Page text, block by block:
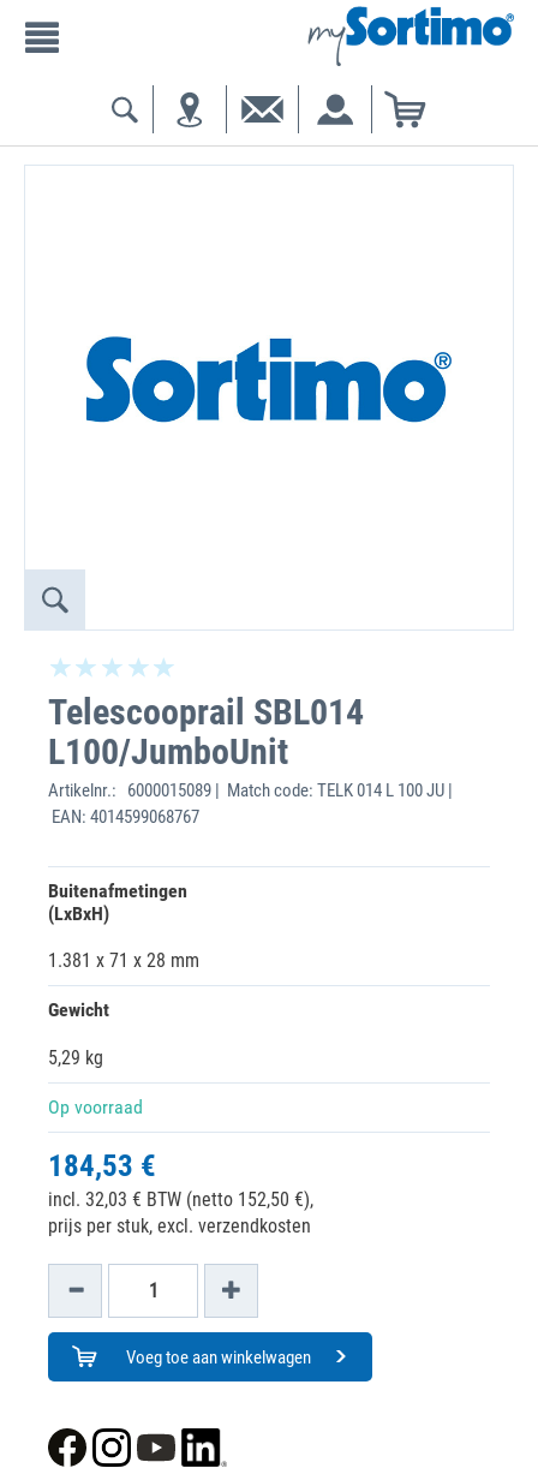
Telescooprail SBL014
L100/JumboUnit
Artikelnr.:
6000015089 | Match code: TELK 014 L 100 JU |
EAN: 4014599068767
Buitenafmetingen
(LxBxH)
1.381 x 71 x 28 mm
Gewicht
5,29 kg
Op voorraad
184,53 €
incl. 32,03 € BTW (netto 152,50 €),
prijs per stuk, excl. verzendkosten
Voeg toe aan winkelwagen